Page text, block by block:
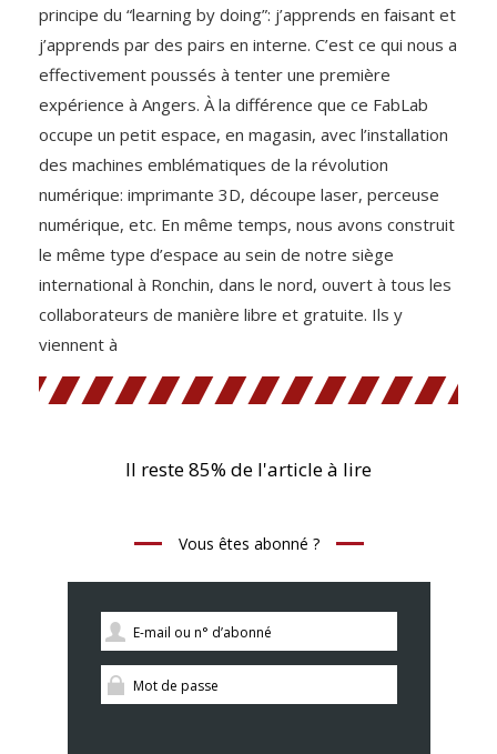
principe du “learning by doing”: j’apprends en faisant et
j’apprends par des pairs en interne. C’est ce qui nous a
effectivement poussés à tenter une première
expérience à Angers. À la différence que ce FabLab
occupe un petit espace, en magasin, avec l’installation
des machines emblématiques de la révolution
numérique: imprimante 3D, découpe laser, perceuse
numérique, etc. En même temps, nous avons construit
le même type d’espace au sein de notre siège
international à Ronchin, dans le nord, ouvert à tous les
collaborateurs de manière libre et gratuite. Ils y
viennent à
Il reste 85% de l'article à lire
Vous êtes abonné ?